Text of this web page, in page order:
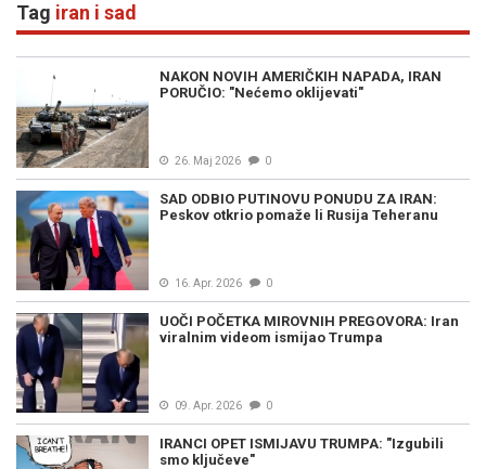
Tag iran i sad
NAKON NOVIH AMERIČKIH NAPADA, IRAN
PORUČIO: "Nećemo oklijevati"
26. Maj 2026 0
SAD ODBIO PUTINOVU PONUDU ZA IRAN:
Peskov otkrio pomaže li Rusija Teheranu
16. Apr. 2026 0
UOČI POČETKA MIROVNIH PREGOVORA: Iran
viralnim videom ismijao Trumpa
09. Apr. 2026 0
IRANCI OPET ISMIJAVU TRUMPA: "Izgubili
smo ključeve"